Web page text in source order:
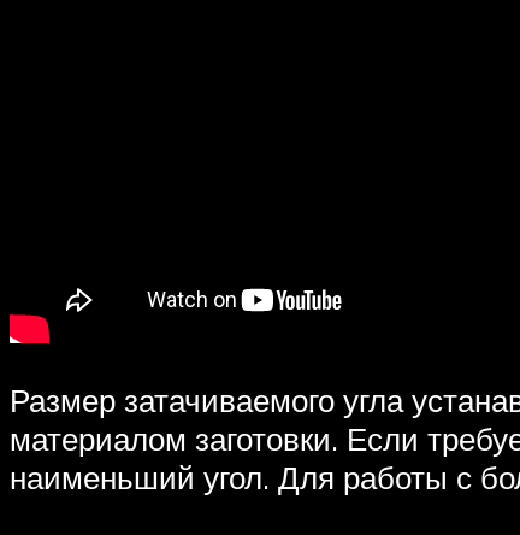
Размер затачиваемого угла
материалом заготовки. Если
наименьший угол. Для работы с